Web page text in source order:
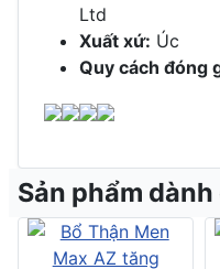
Ltd
Xuất xứ: Úc
Quy cách đóng
Sản phẩm